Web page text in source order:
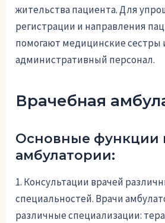
жительства пациента. Для
регистрации и направления
помогают медицинские сестры
административный персонал.
Врачебная
Основные функции
амбулатории:
1. Консультации врачей
специальностей. Врачи
различные специализации: